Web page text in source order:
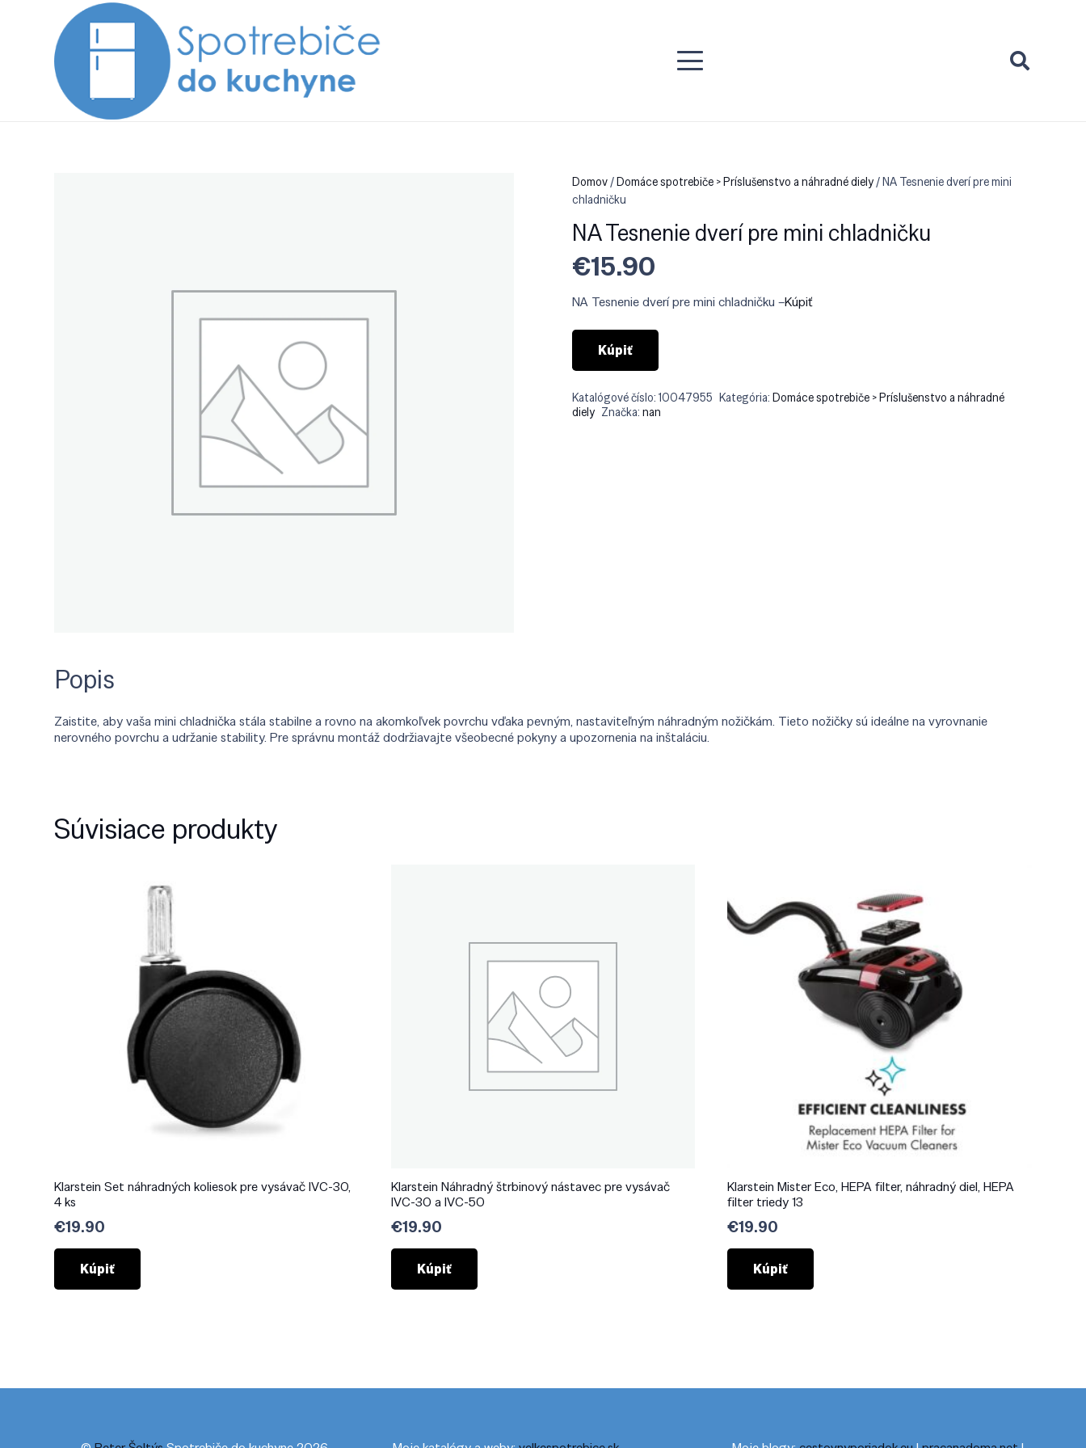
Domov/Domáce spotrebiče > Príslušenstvo a náhradné diely/ NA Tesnenie dverí pre mini
chladničku
NA Tesnenie dverí pre mini chladničku
€15.90
NA Tesnenie dverí pre mini chladničku –Kúpiť
Kúpiť
Katalógové číslo:10047955 Kategória:Domáce spotrebiče > Príslušenstvo a náhradné
diely Značka:nan
Popis
Zaistite, aby vaša mini chladnička stála stabilne a rovno na akomkoľvek povrchu vďaka pevným, nastaviteľným náhradným nožičkám. Tieto nožičky sú ideálne na vyrovnanie
nerovného povrchu a udržanie stability. Pre správnu montáž dodržiavajte všeobecné pokyny a upozornenia na inštaláciu.
Súvisiace produkty
Klarstein Set náhradných koliesok pre vysávač IVC-30,
4 ks
€19.90
Kúpiť
Klarstein Náhradný štrbinový nástavec pre vysávač
IVC-30 a IVC-50
€19.90
Kúpiť
Klarstein Mister Eco, HEPA filter, náhradný diel, HEPA
filter triedy 13
€19.90
Kúpiť